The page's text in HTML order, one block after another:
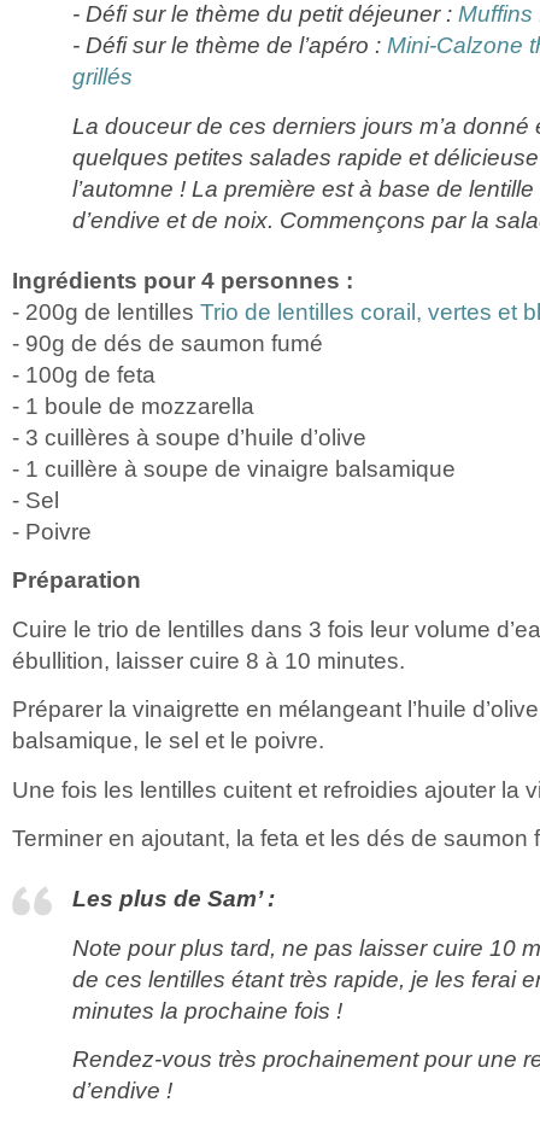
- Défi sur le thème du petit déjeuner : Muffins
- Défi sur le thème de l’apéro : Mini-Calzone
grillés
La douceur de ces derniers jours m’a donné
quelques petites salades rapide et
l’automne ! La première est à base de
d’endive et de noix. Commençons par la
Ingrédients pour 4 personnes :
- 200g de lentilles Trio de lentilles corail, vertes et
- 90g de dés de saumon fumé
- 100g de feta
- 1 boule de mozzarella
- 3 cuillères à soupe d’huile d’olive
- 1 cuillère à soupe de vinaigre balsamique
- Sel
- Poivre
Préparation
Cuire le trio de lentilles dans 3 fois leur volume
ébullition, laisser cuire 8 à 10 minutes.
Préparer la vinaigrette en mélangeant l’huile
balsamique, le sel et le poivre.
Une fois les lentilles cuitent et refroidies ajouter la
Terminer en ajoutant, la feta et les dés de saumon
Les plus de Sam’ :
Note pour plus tard, ne pas laisser cuire 10
de ces lentilles étant très rapide, je les ferai
minutes la prochaine fois !
Rendez-vous très prochainement pour une
d’endive !